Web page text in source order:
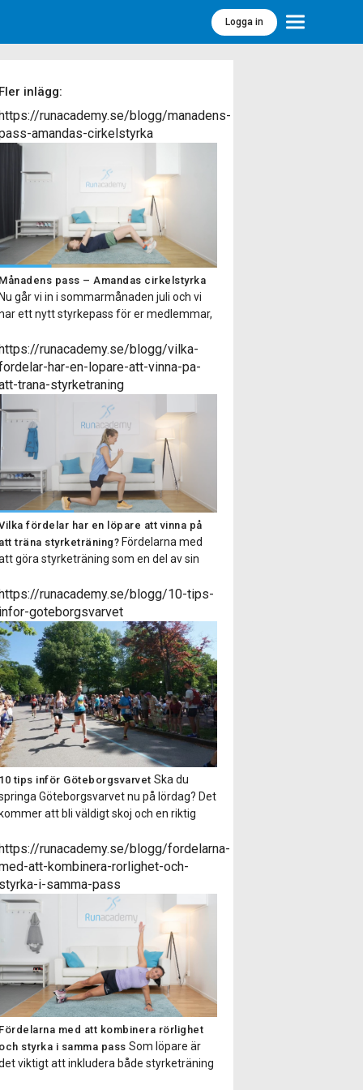
Logga in Meny
Fler inlägg:
runacademy.se/blogg/manadens-
amandas-cirkelstyrka
Månadens pass – Amandas cirkelstyrka
Nu går vi in i sommarmånaden juli och vi
har ett nytt styrkepass för er medlemmar,
finns på två olika nivåer så passar
som både är van vid styrketräning och
även för dig som inte tränar styrka särskilt
https://runacademy.se/blogg/vilka-
har-en-lopare-att-vinna-pa-
trana-styrketraning
fördelar har en löpare att vinna på
att träna styrketräning? Fördelarna med
göra styrketräning som en del av sin
vi på Runacademy några av
anledningarna till att du som löpare ska
Minskar risken för
Med hjälp av
stärker vi upp muskler och
så att de får en ökad […]
runacademy.se/blogg/10-tips-
infor-goteborgsvarvet
10 tips inför Göteborgsvarvet Ska du
Göteborgsvarvet nu på lördag? Det
kommer att bli väldigt skoj och en riktig
inför och under loppet! 1) Tanka
med energi! Ett halvmaraton är
bra mycket längre än milen och kräver
därför oxå mer energi. Se till […]
https://runacademy.se/blogg/fordelarna-
att-kombinera-rorlighet-och-
styrka-i-samma-pass
Fördelarna med att kombinera rörlighet
och styrka i samma pass Som löpare är
viktigt att inkludera både styrketräning